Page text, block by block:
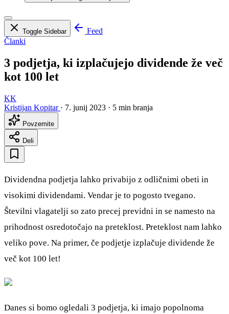
Toggle Sidebar
Feed
Članki
3 podjetja, ki izplačujejo dividende že več
kot 100 let
KK
Kristijan Kopitar · 7. junij 2023 · 5 min branja
Povzemite
Deli
Dividendna podjetja lahko privabijo z odličnimi obeti in
visokimi dividendami. Vendar je to pogosto tvegano.
Številni vlagatelji so zato precej previdni in se namesto na
prihodnost osredotočajo na preteklost. Preteklost nam lahko
veliko pove. Na primer, če podjetje izplačuje dividende že
več kot 100 let!
Danes si bomo ogledali 3 podjetja, ki imajo popolnoma